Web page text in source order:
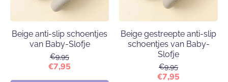
Beige anti-slip schoentjes
van Baby-Slofje
€9,95
€7,95
Beige gestreepte anti-slip
schoentjes van Baby-
Slofje
€9,95
€7,95